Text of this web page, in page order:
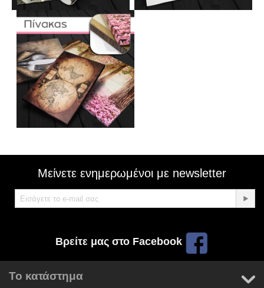
Μείνετε ενημερωμένοι με newsletter
Βρείτε μας στο Facebook
Το κατάστημα